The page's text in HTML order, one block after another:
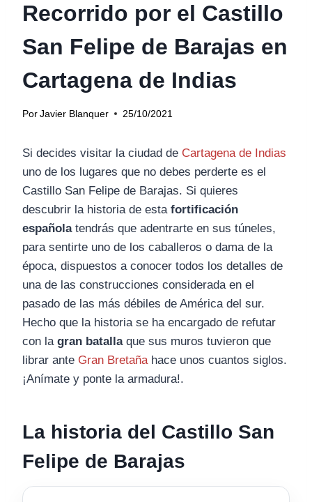
Recorrido por el Castillo
San Felipe de Barajas en
Cartagena de Indias
Por Javier Blanquer 25/10/2021
Si decides visitar la ciudad de Cartagena de Indias
uno de los lugares que no debes perderte es el
Castillo San Felipe de Barajas. Si quieres
descubrir la historia de esta fortificación
españolatendrás que adentrarte en sus túneles,
para sentirte uno de los caballeros o dama de la
época, dispuestos a conocer todos los detalles de
una de las construcciones considerada en el
pasado de las más débiles de América del sur.
Hecho que la historia se ha encargado de refutar
con la gran batallaque sus muros tuvieron que
librar ante Gran Bretaña hace unos cuantos siglos.
¡Anímate y ponte la armadura!.
La historia del Castillo San
Felipe de Barajas